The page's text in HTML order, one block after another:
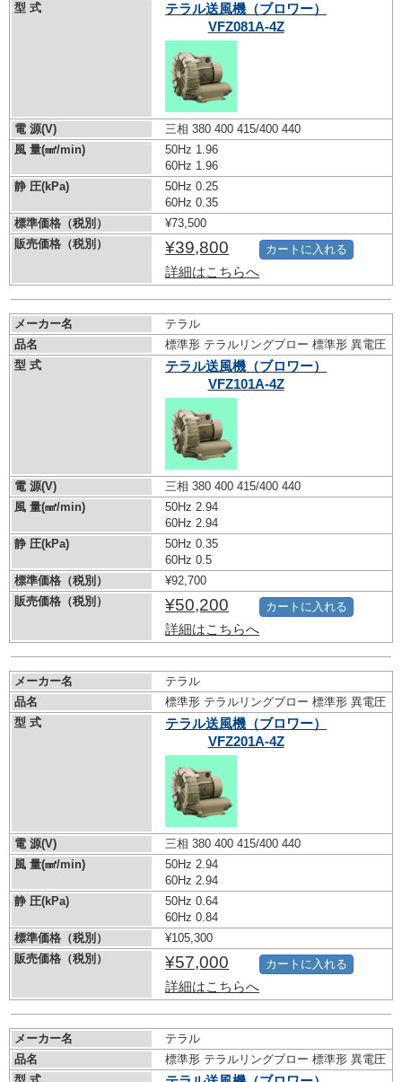
型 式
テラル送風機（ブロワー）
VFZ081A-4Z
電 源(V)
三相 380 400 415/400 440
風 量(㎣/min)
50Hz 1.96
60Hz 1.96
静 圧(kPa)
50Hz 0.25
60Hz 0.35
標準価格（税別）
¥73,500
販売価格（税別）
¥39,800
詳細はこちらへ
カートに入れる
メーカー名
テラル
品名
標準形 テラルリングブロー 標準形 異電圧
型 式
テラル送風機（ブロワー）
VFZ101A-4Z
電 源(V)
三相 380 400 415/400 440
風 量(㎣/min)
50Hz 2.94
60Hz 2.94
静 圧(kPa)
50Hz 0.35
60Hz 0.5
標準価格（税別）
¥92,700
販売価格（税別）
¥50,200
詳細はこちらへ
カートに入れる
メーカー名
テラル
品名
標準形 テラルリングブロー 標準形 異電圧
型 式
テラル送風機（ブロワー）
VFZ201A-4Z
電 源(V)
三相 380 400 415/400 440
風 量(㎣/min)
50Hz 2.94
60Hz 2.94
静 圧(kPa)
50Hz 0.64
60Hz 0.84
標準価格（税別）
¥105,300
販売価格（税別）
¥57,000
詳細はこちらへ
カートに入れる
メーカー名
テラル
品名
標準形 テラルリングブロー 標準形 異電圧